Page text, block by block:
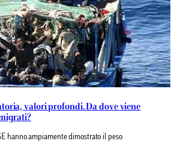
valori profondi. Da dove viene
hanno ampiamente dimostrato il peso